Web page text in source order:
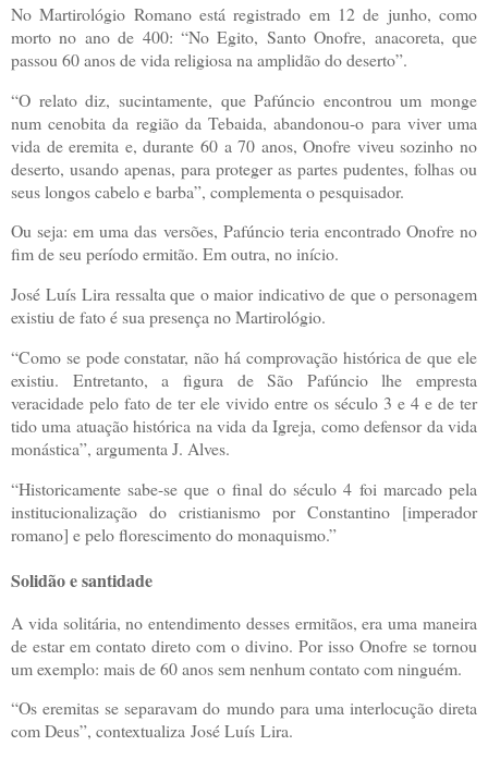
No Martirológio Romano está registrado em 12 de junho, como
morto no ano de 400: “No Egito, Santo Onofre, anacoreta, que
passou 60 anos de vida religiosa na amplidão do deserto”.
“O relato diz, sucintamente, que Pafúncio encontrou um monge
num cenobita da região da Tebaida, abandonou-o para viver uma
vida de eremita e, durante 60 a 70 anos, Onofre viveu sozinho no
deserto, usando apenas, para proteger as partes pudentes, folhas ou
seus longos cabelo e barba”, complementa o pesquisador.
Ou seja: em uma das versões, Pafúncio teria encontrado Onofre no
fim de seu período ermitão. Em outra, no início.
José LuísLira ressalta que o maior indicativo de que o personagem
existiu de fato é sua presença no Martirológio.
“Como se pode constatar, não há comprovação histórica de que ele
existiu. Entretanto, a figura de São Pafúncio lhe empresta
veracidade pelo fato de ter ele vivido entre os século 3 e 4 e de ter
tido uma atuação histórica na vida da Igreja, como defensor da vida
monástica”, argumenta J. Alves.
“Historicamente sabe-se que o final do século 4 foi marcado pela
institucionalização do cristianismo por Constantino [imperador
romano] e pelo florescimento do monaquismo.”
Solidão e santidade
A vida solitária, no entendimento desses ermitãos, era uma maneira
de estar em contato direto com o divino. Por isso Onofre se tornou
um exemplo: mais de 60 anos sem nenhum contato com ninguém.
“Os eremitas se separavam do mundo para uma interlocução direta
com Deus”, contextualiza José Luís Lira.